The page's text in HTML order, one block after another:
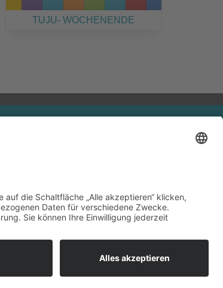
TUJU- WOCHENENDE
Turner-Bund
Cookie-Einstellungen